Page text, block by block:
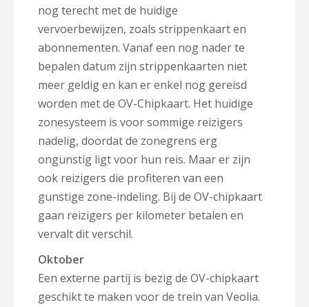
nog terecht met de huidige
vervoerbewijzen, zoals strippenkaart en
abonnementen. Vanaf een nog nader te
bepalen datum zijn strippenkaarten niet
meer geldig en kan er enkel nog gereisd
worden met de OV-Chipkaart. Het huidige
zonesysteem is voor sommige reizigers
nadelig, doordat de zonegrens erg
ongunstig ligt voor hun reis. Maar er zijn
ook reizigers die profiteren van een
gunstige zone-indeling. Bij de OV-chipkaart
gaan reizigers per kilometer betalen en
vervalt dit verschil.
Oktober
Een externe partij is bezig de OV-chipkaart
geschikt te maken voor de trein van Veolia.